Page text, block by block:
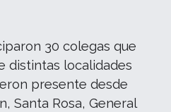
30 colegas que
distintas localidades
presente desde
Santa Rosa, General